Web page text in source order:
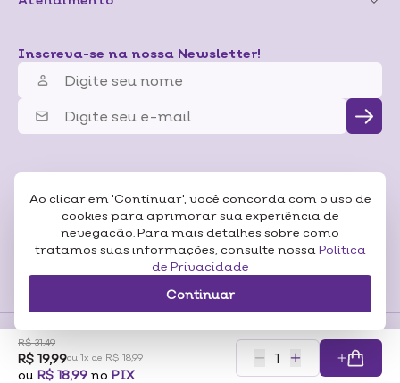
Ao clicar em 'Continuar', você concorda com o uso de
cookies para aprimorar sua experiência de
nevegação. Para mais detalhes sobre como
tratamos suas informações, consulte nossa Política
de Privacidade
Continuar
R$ 31,49
R$ 19,99ou 1x de R$ 18,99
ou R$ 18,99 no PIX
Inscreva-se na nossa Newsletter!
Certificados